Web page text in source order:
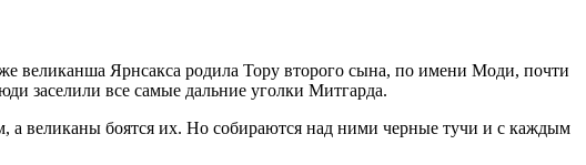
великанша Ярнсакса родила Тору второго сына, по имени Моди, почти
заселили все самые дальние уголки Митгарда.
а великаны боятся их. Но собираются над ними черные тучи и с каждым